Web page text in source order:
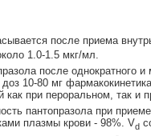
после приема
1.0-1.5 мкг/мл.
после однократного и
10-80 мг
как при пероральном, так и
пантопразола при
плазмы крови - 98%. Vd